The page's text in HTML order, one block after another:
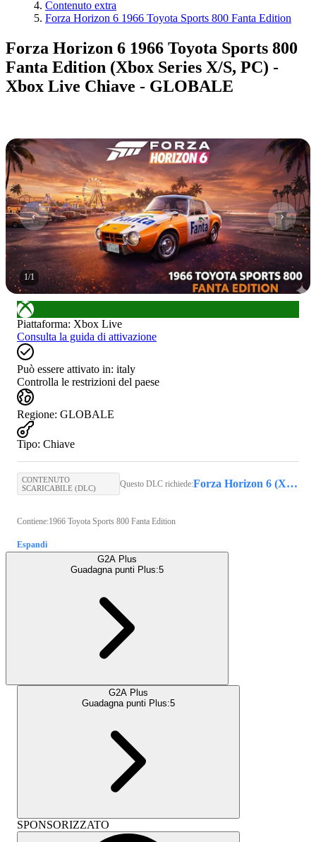
Contenuto extra
Forza Horizon 6 1966 Toyota Sports 800 Fanta Edition
Forza Horizon 6 1966 Toyota Sports 800
Fanta Edition (Xbox Series X/S, PC) -
Xbox Live Chiave - GLOBALE
1/1
Piattaforma: Xbox Live
Consulta la guida di attivazione
Può essere attivato in: italy
Controlla le restrizioni del paese
Regione: GLOBALE
Tipo: Chiave
CONTENUTO
SCARICABILE (DLC)
Questo DLC richiede: Forza Horizon 6 (Xbox Series X/S, PC) - Xbox Live Key - GLOBAL
Contiene:1966 Toyota Sports 800 Fanta Edition
Espandi
G2A Plus
Guadagna punti Plus:5
G2A Plus
Guadagna punti Plus:5
SPONSORIZZATO